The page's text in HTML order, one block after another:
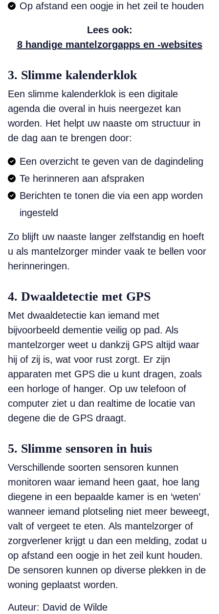
Op afstand een oogje in het zeil te houden
Lees ook:
8 handige mantelzorgapps en -websites
3. Slimme kalenderklok
Een slimme kalenderklok is een digitale
agenda die overal in huis neergezet kan
worden. Het helpt uw naaste om structuur in
de dag aan te brengen door:
Een overzicht te geven van de dagindeling
Te herinneren aan afspraken
Berichten te tonen die via een app worden
ingesteld
Zo blijft uw naaste langer zelfstandig en hoeft
u als mantelzorger minder vaak te bellen voor
herinneringen.
4. Dwaaldetectie met GPS
Met dwaaldetectie kan iemand met
bijvoorbeeld dementie veilig op pad. Als
mantelzorger weet u dankzij GPS altijd waar
hij of zij is, wat voor rust zorgt. Er zijn
apparaten met GPS die u kunt dragen, zoals
een horloge of hanger. Op uw telefoon of
computer ziet u dan realtime de locatie van
degene die de GPS draagt.
5. Slimme sensoren in huis
Verschillende soorten sensoren kunnen
monitoren waar iemand heen gaat, hoe lang
diegene in een bepaalde kamer is en ‘weten’
wanneer iemand plotseling niet meer beweegt,
valt of vergeet te eten. Als mantelzorger of
zorgverlener krijgt u dan een melding, zodat u
op afstand een oogje in het zeil kunt houden.
De sensoren kunnen op diverse plekken in de
woning geplaatst worden.
Auteur: David de Wilde